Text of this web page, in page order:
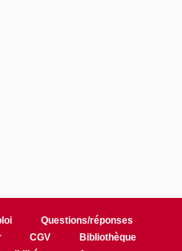
Questions/réponses
CGV
Bibliothèque